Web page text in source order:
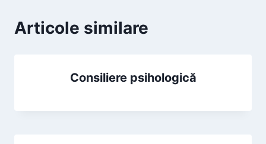
Articole similare
Consiliere psihologică